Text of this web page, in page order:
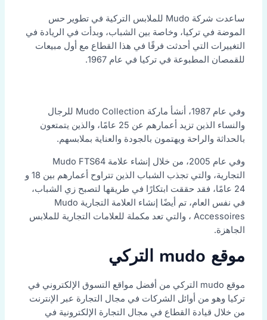
ساعدت شركة Mudo للملابس التركية في تطوير حس
الموضة في تركيا، وخاصة بين الشباب، وبدأت في الريادة في
التغييرات التي أحدثت فرقًا في هذا القطاع مع أول مبيعات
للقمصان المطبوعة في تركيا في عام 1967.
وفي عام 1987، أنشأ ماركة Mudo Collection للرجال
والنساء الذين تزيد أعمارهم عن 25 عامًا، والذين يتمتعون
بالحداثة والراحة ويهتمون بالجودة والعناية بملابسهم.
وفي عام 2005، من خلال إنشاء علامة Mudo FTS64
التجارية، والتي تجذب الشباب الذين تتراوح أعمارهم بين 18 و
24 عامًا، فقد حققت ابتكارًا في طريقها لتصبح زي الشباب،
في نفس العام، تم أيضًا إنشاء العلامة التجارية Mudo
Accessoires ، والتي تعد مكملة للعلامات التجارية للملابس
الجاهزة.
موقع mudo التركي
موقع mudo التركي من أفضل مواقع التسوق الإلكتروني في
تركيا وهو من أوائل الشركات في مجال التجارة عبر الإنترنت
من خلال قيادة القطاع في مجال التجارة الإلكترونية في